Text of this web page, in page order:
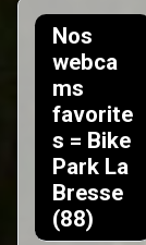
Nos
webca
ms
favorite
s = Bike
Park La
Bresse
(88)